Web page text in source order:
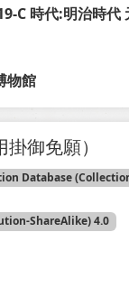
C 時代:明治時代
物館
掛御免願）
ShareAlike) 4.0